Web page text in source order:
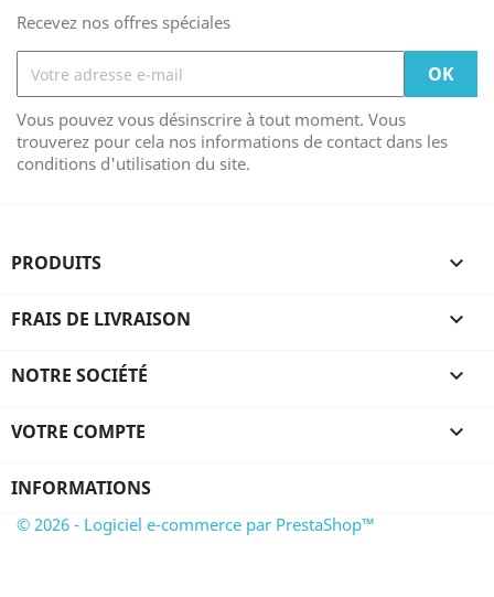
Recevez nos offres spéciales
Vous pouvez vous désinscrire à tout moment. Vous
trouverez pour cela nos informations de contact dans les
conditions d'utilisation du site.
PRODUITS 
FRAIS DE LIVRAISON 
NOTRE SOCIÉTÉ 
VOTRE COMPTE 
INFORMATIONS
© 2026 - Logiciel e-commerce par PrestaShop™